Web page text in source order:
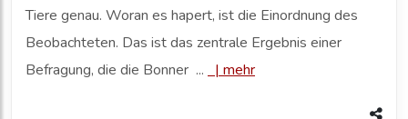
Tiere genau. Woran es hapert, ist die Einordnung des
Beobachteten. Das ist das zentrale Ergebnis einer
Befragung, die die Bonner ...
| mehr